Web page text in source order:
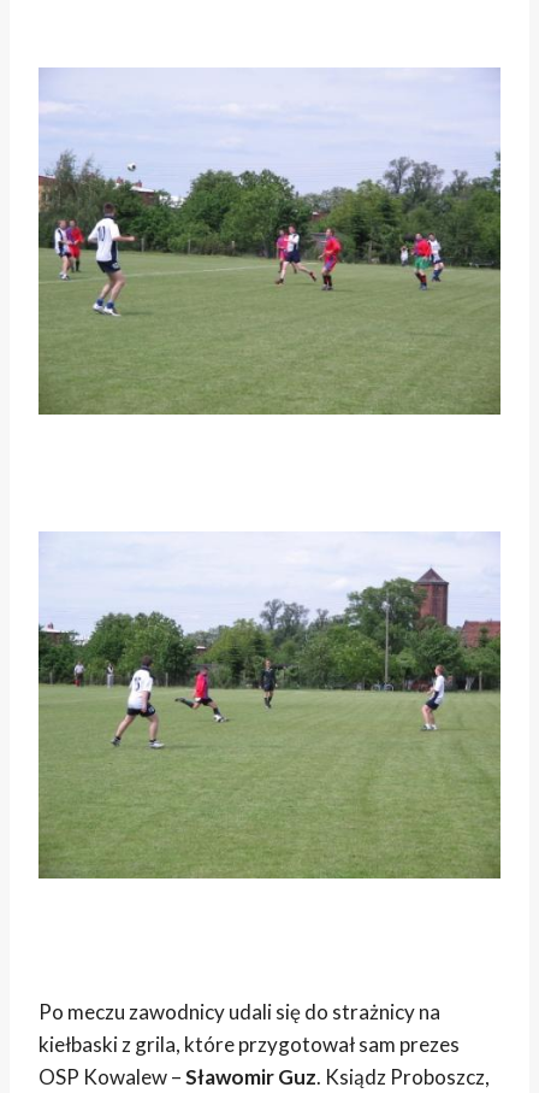
Po meczu zawodnicy udali się do strażnicy na
kiełbaski z grila, które przygotował sam prezes
OSP Kowalew –Sławomir Guz. Ksiądz Proboszcz,